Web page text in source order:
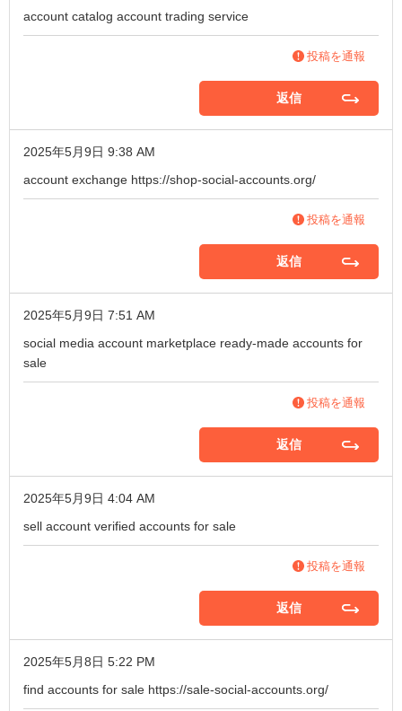
account catalog account trading service
投稿を通報
返信
2025年5月9日 9:38 AM
account exchange https://shop-social-accounts.org/
投稿を通報
返信
2025年5月9日 7:51 AM
social media account marketplace ready-made accounts for
sale
投稿を通報
返信
2025年5月9日 4:04 AM
sell account verified accounts for sale
投稿を通報
返信
2025年5月8日 5:22 PM
find accounts for sale https://sale-social-accounts.org/